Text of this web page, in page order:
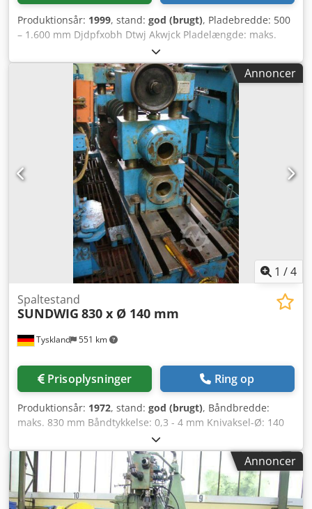
Produktionsår: 1999, stand: god (brugt), Pladebredde: 500
– 1.600 mm Djdpfxobh Dtwj Akwjck Pladelængde: maks.
4.500 mm Stabelvægt: maks. 3 t Stablehøjde (med palle):
maks. 500 mm Hastighed: maks. 40 m/min.
Annoncer
1 /4
Tyskland 551 km
Spaltestand
SUNDWIG 830 x Ø 140 mm
Prisoplysninger Ring op
Produktionsår: 1972, stand: god (brugt), Båndbredde:
maks. 830 mm Båndtykkelse: 0,3 - 4 mm Knivaksel-Ø: 140
mm Antal snit/materialetykkelse: Dcedpobx N Slsfx Akwsk
25/0,5 mm 4/4 mm
Annoncer